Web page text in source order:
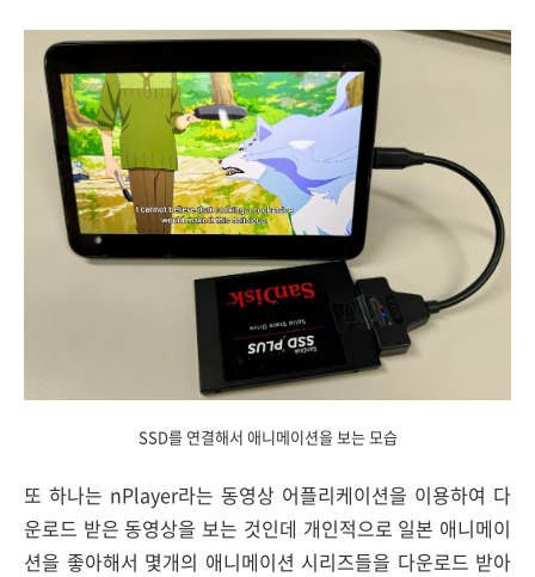
SSD를 연결해서 애니메이션을 보는 모습
또 하나는 nPlayer라는 동영상 어플리케이션을 이용하여 다
운로드 받은 동영상을 보는 것인데 개인적으로 일본 애니메이
션을 좋아해서 몇개의 애니메이션 시리즈들을 다운로드 받아